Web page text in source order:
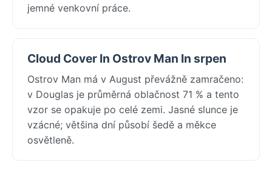
jemné venkovní práce.
Cloud Cover In Ostrov Man In srpen
Ostrov Man má v August převážně zamračeno:
v Douglas je průměrná oblačnost 71 % a tento
vzor se opakuje po celé zemi. Jasné slunce je
vzácné; většina dní působí šedě a měkce
osvětleně.